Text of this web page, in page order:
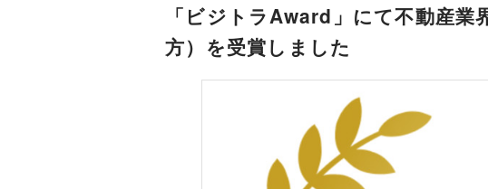
「ビジトラAward」にて不動産
方）を受賞しました